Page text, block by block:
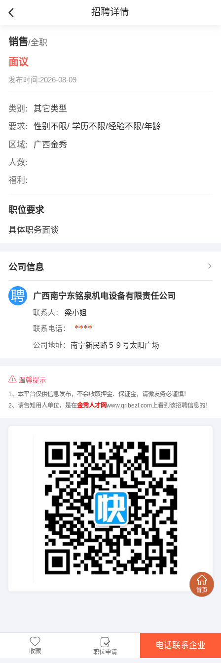
招聘详情
销售/全职
面议
发布时间:2026-08-09
类别:
其它类型
要求:
性别不限/ 学历不限/经验不限/年龄
区域:
广西金秀
人数:
福利:
职位要求
具体职务面谈
公司信息
广西南宁东铭泉机电设备有限责任公司
联系人： 梁小姐
联系电话： ****
公司地址： 南宁新民路５９号太阳广场
温馨提示
1、本平台仅供信息发布，不会收取押金、保证金，请微友务必谨慎！
2、请告知用人单位，是在金秀人才网www.qribezl.com上看到该招聘信息的！
收藏 职位申请
电话联系企业